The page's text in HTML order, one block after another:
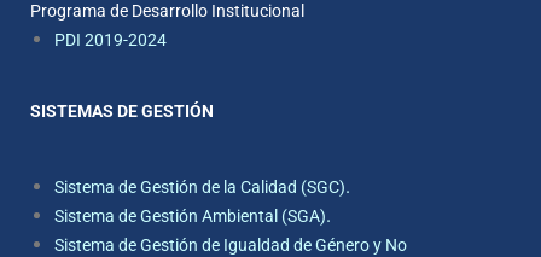
Programa de Desarrollo Institucional
PDI 2019-2024
SISTEMAS DE GESTIÓN
Sistema de Gestión de la Calidad (SGC).
Sistema de Gestión Ambiental (SGA).
Sistema de Gestión de Igualdad de Género y No